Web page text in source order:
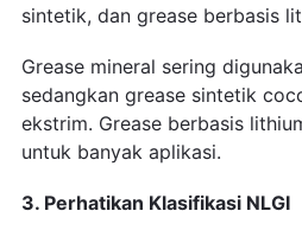
sintetik, dan grease berbasis
Grease mineral sering
sedangkan grease sintetik
ekstrim. Grease berbasis
untuk banyak aplikasi.
3. Perhatikan Klasifikasi NLGI